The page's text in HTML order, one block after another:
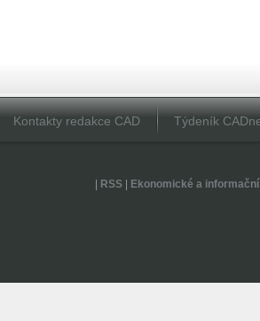
Kontakty redakce CAD Týdeník
RSS| Ekonomické a